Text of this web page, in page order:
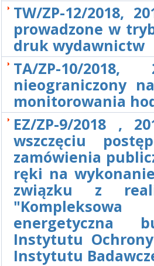
TW/ZP-12/2018,
prowadzone w
druk wydawnictw
TA/ZP-10/2018,
nieograniczony
monitorowania
EZ/ZP-9/2018 ,
wszczęciu
zamówienia
ręki na
związku z
energetyczna
Instytutu
Instytutu